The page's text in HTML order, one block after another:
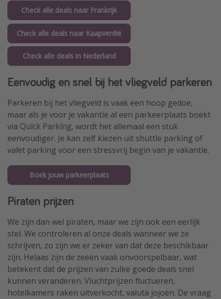
Check alle deals naar Frankrijk
Check alle deals naar Kaapverdië
Check alle deals in Nederland
Eenvoudig en snel bij het vliegveld parkeren
Parkeren bij het vliegveld is vaak een hoop gedoe,
maar als je voor je vakantie al een parkeerplaats boekt
via Quick Parking, wordt het allemaal een stuk
eenvoudiger. Je kan zelf kiezen uit shuttle parking of
valet parking voor een stressvrij begin van je vakantie.
Boek jouw parkeerplaats
Piraten prijzen
We zijn dan wel piraten, maar we zijn ook een eerlijk
stel. We controleren al onze deals wanneer we ze
schrijven, zo zijn we er zeker van dat deze beschikbaar
zijn. Helaas zijn de zeeën vaak onvoorspelbaar, wat
betekent dat de prijzen van zulke goede deals snel
kunnen veranderen. Vluchtprijzen fluctueren,
hotelkamers raken uitverkocht, valuta jojoën. De vraag